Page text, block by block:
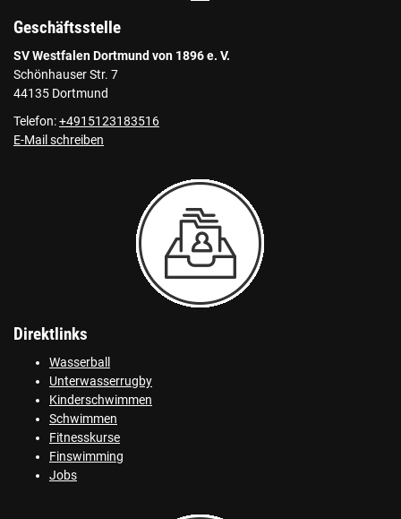
Geschäftsstelle
SV Westfalen Dortmund von 1896 e. V.
Schönhauser Str. 7
44135 Dortmund
Telefon:+4915123183516
E-Mail schreiben
Direktlinks
Wasserball
Unterwasserrugby
Kinderschwimmen
Schwimmen
Fitnesskurse
Finswimming
Jobs